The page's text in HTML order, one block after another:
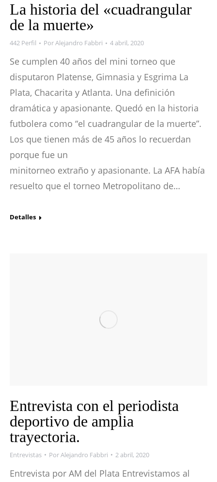
La historia del «cuadrangular
de la muerte»
442 Perfil PorAlejandro Fabbri 4 abril, 2020
Se cumplen 40 años del mini torneo que
disputaron Platense, Gimnasia y Esgrima La
Plata, Chacarita y Atlanta. Una definición
dramática y apasionante. Quedó en la historia
futbolera como “el cuadrangular de la muerte”.
Los que tienen más de 45 años lo recuerdan
porque fue un
minitorneo extraño y apasionante. La AFA había
resuelto que el torneo Metropolitano de…
Detalles
Entrevista con el periodista
deportivo de amplia
trayectoria.
Entrevistas PorAlejandro Fabbri 2 abril, 2020
Entrevista por AM del Plata Entrevistamos al